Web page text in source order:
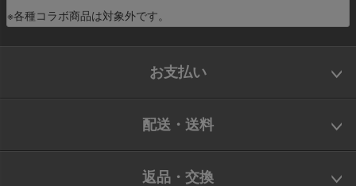
※各種コラボ商品は対象外です。
お支払い
配送・送料
返品・交換